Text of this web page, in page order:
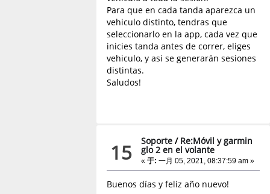
Para que en cada tanda aparezca un
vehiculo distinto, tendras que
seleccionarlo en la app, cada vez que
inicies tanda antes de correr, eliges
vehiculo, y asi se generarán sesiones
distintas.
Saludos!
15 Soporte / Re:Móvil y garmin
glo 2 en el volante
«于: 一月 05, 2021, 08:37:59 am »
Buenos días y feliz año nuevo!